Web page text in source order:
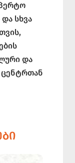
სხვა
და
ცენტრთან